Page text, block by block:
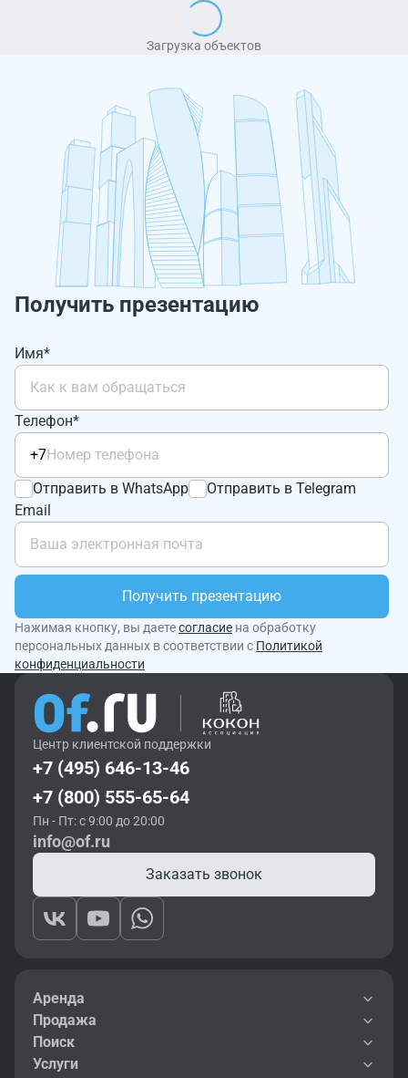
Загрузка объектов
Получить презентацию
Имя*
Телефон*
+7
Отправить в WhatsApp
Отправить в Telegram
Email
Получить презентацию
Нажимая кнопку, вы даетесогласие на обработку
персональных данных в соответствии с Политикой
конфиденциальности
Центр клиентской поддержки
+7 (495) 646-13-46
+7 (800) 555-65-64
Пн - Пт: с 9:00 до 20:00
info@of.ru
Заказать звонок
Аренда
Продажа
Поиск
Услуги